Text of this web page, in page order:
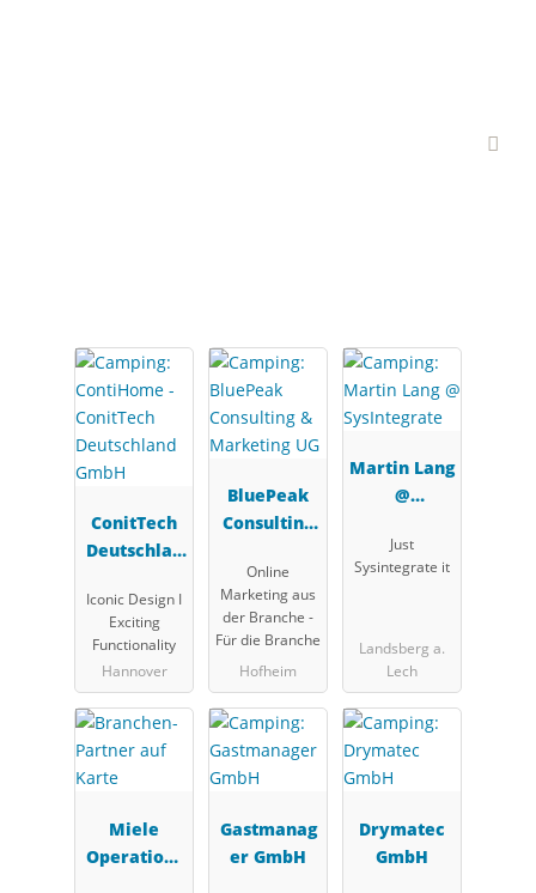
ConitTech
Deutschlan
Iconic Design I
Exciting
Functionality
Hannover
BluePeak
Consulting
Marketing
UG
Online
Marketing aus
der Branche -
Für die Branche
Hofheim
Martin Lang
@
e
Just
Sysintegrate it
Landsberg a.
Lech
Miele
Operations
Gastmanag
er GmbH
Drymatec
GmbH